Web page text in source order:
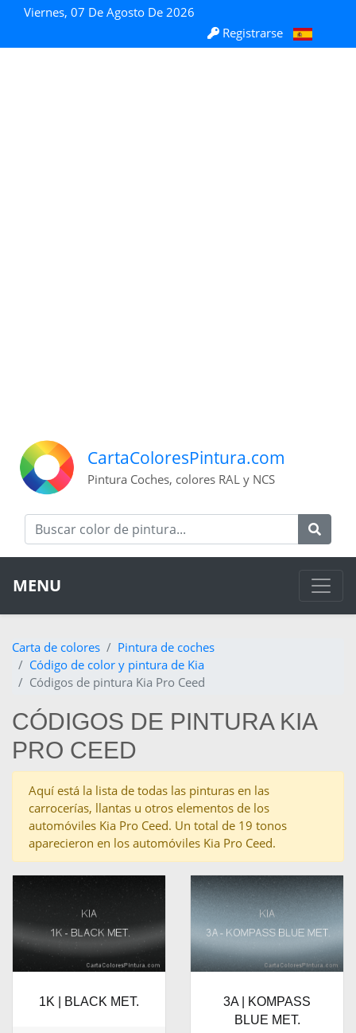
Viernes, 07 De Agosto De 2026
Registrarse
CartaColoresPintura.com
Pintura Coches, colores RAL y NCS
MENU
Carta de colores
Pintura de coches
Código de color y pintura de Kia
Códigos de pintura Kia Pro Ceed
CÓDIGOS DE PINTURA KIA
PRO CEED
Aquí está la lista de todas las pinturas en las
carrocerías, llantas u otros elementos de los
automóviles Kia Pro Ceed. Un total de 19 tonos
aparecieron en los automóviles Kia Pro Ceed.
1K | BLACK MET.
3A | KOMPASS
BLUE MET.